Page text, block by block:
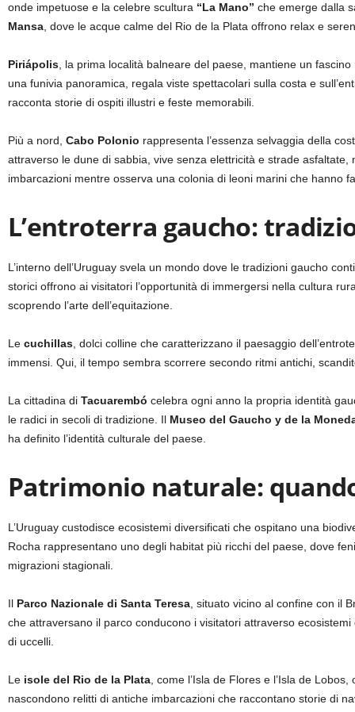
onde impetuose e la celebre scultura “La Mano” che emerge dalla
Mansa , dove le acque calme del Rio de la Plata offrono relax e
Piriápolis , la prima località balneare del paese, mantiene un
una funivia panoramica, regala viste spettacolari sulla costa e
racconta storie di ospiti illustri e feste memorabili.
Più a nord, Cabo Polonio rappresenta l’essenza selvaggia della
attraverso le dune di sabbia, vive senza elettricità e strade
imbarcazioni mentre osserva una colonia di leoni marini che hanno
L’entroterra gaucho:
L’interno dell’Uruguay svela un mondo dove le tradizioni gaucho
storici offrono ai visitatori l’opportunità di immergersi nella cultura
scoprendo l’arte dell’equitazione.
Le cuchillas , dolci colline che caratterizzano il paesaggio
immensi. Qui, il tempo sembra scorrere secondo ritmi antichi,
La cittadina di Tacuarembó celebra ogni anno la propria identità
le radici in secoli di tradizione. Il Museo del Gaucho y de la
ha definito l’identità culturale del paese.
Patrimonio naturale:
L’Uruguay custodisce ecosistemi diversificati che ospitano una
Rocha rappresentano uno degli habitat più ricchi del paese, dove
migrazioni stagionali.
Il Parco Nazionale di Santa Teresa , situato vicino al confine con il
che attraversano il parco conducono i visitatori attraverso
di uccelli.
Le isole del Rio de la Plata , come l’Isla de Flores e l’Isla de
nascondono relitti di antiche imbarcazioni che raccontano storie di